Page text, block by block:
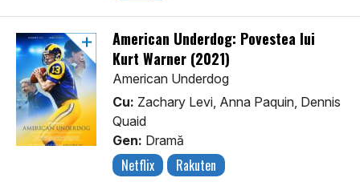
American Underdog: Povestea lui
Kurt Warner (2021)
American Underdog
Cu: Zachary Levi, Anna Paquin, Dennis
Quaid
Gen: Dramă
Netflix Rakuten